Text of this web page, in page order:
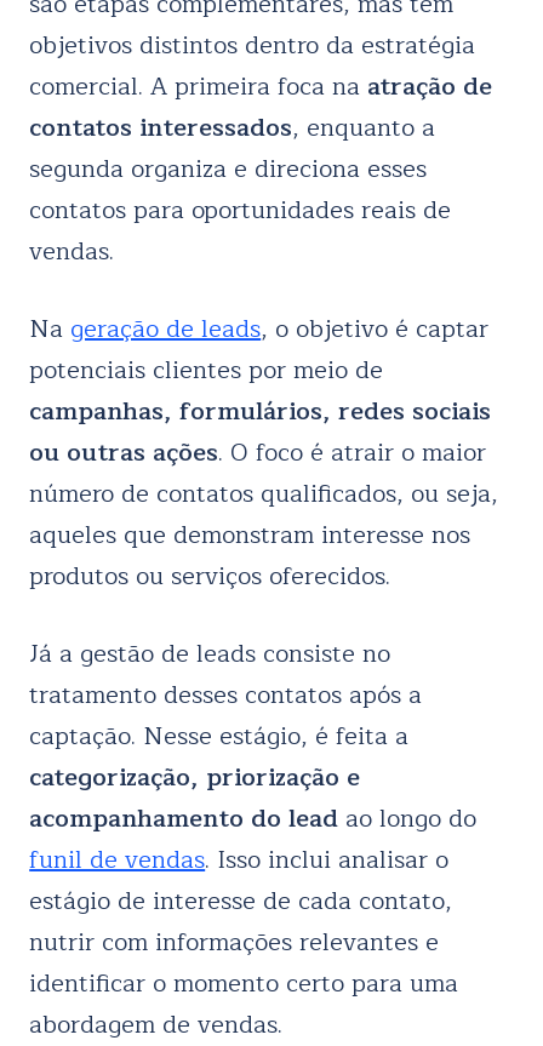
objetivos distintos dentro da estratégia
comercial. A primeira foca na atração de
contatos interessados, enquanto a
segunda organiza e direciona esses
contatos para oportunidades reais de
vendas.
Na geração de leads, o objetivo é captar
potenciais clientes por meio de
campanhas, formulários, redes sociais
ou outras ações. O foco é atrair o maior
número de contatos qualificados, ou seja,
aqueles que demonstram interesse nos
produtos ou serviços oferecidos.
Já a gestão de leads consiste no
tratamento desses contatos após a
captação. Nesse estágio, é feita a
categorização, priorização e
acompanhamento do lead ao longo do
funil de vendas. Isso inclui analisar o
estágio de interesse de cada contato,
nutrir com informações relevantes e
identificar o momento certo para uma
abordagem de vendas.